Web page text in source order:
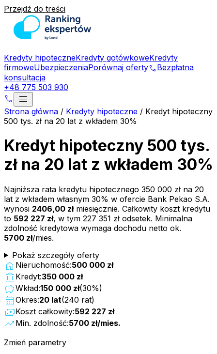
Przejdź do treści
Kredyty hipoteczneKredyty gotówkoweKredyty
firmoweUbezpieczeniaPorównaj ofertyphone Bezpłatna
konsultacja
+48 775 503 930
phone menu
Strona główna / Kredyty hipoteczne / Kredyt hipoteczny
500 tys. zł na 20 lat z wkładem 30%
Kredyt hipoteczny 500 tys.
zł na 20 lat z wkładem 30%
Najniższa rata kredytu hipotecznego 350 000 zł na 20
lat z wkładem własnym 30% w ofercie Bank Pekao S.A.
wynosi 2406,00 złmiesięcznie. Całkowity koszt kredytu
to 592 227 zł, w tym 227 351 zł odsetek. Minimalna
zdolność kredytowa wymaga dochodu netto ok.
5700 zł/mies.
Pokaż szczegóły oferty
home Nieruchomość:500 000 zł
account_balance Kredyt:350 000 zł
savingsWkład:150 000 zł(30%)
calendar_month Okres:20 lat(240 rat)
paymentsKoszt całkowity:592 227 zł
trending_up Min. zdolność:5700 zł/mies.
Zmień parametry